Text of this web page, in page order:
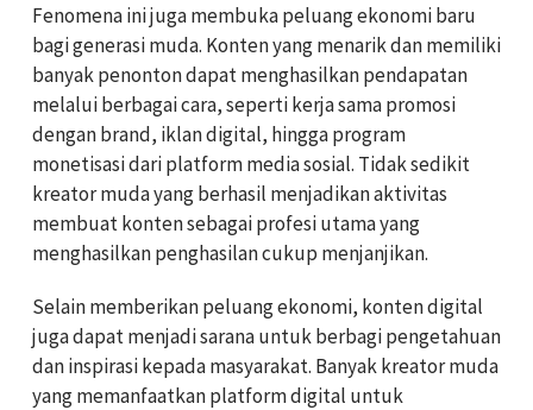
Fenomena ini juga membuka peluang ekonomi baru
bagi generasi muda. Konten yang menarik dan memiliki
banyak penonton dapat menghasilkan pendapatan
melalui berbagai cara, seperti kerja sama promosi
dengan brand, iklan digital, hingga program
monetisasi dari platform media sosial. Tidak sedikit
kreator muda yang berhasil menjadikan aktivitas
membuat konten sebagai profesi utama yang
menghasilkan penghasilan cukup menjanjikan.
Selain memberikan peluang ekonomi, konten digital
juga dapat menjadi sarana untuk berbagi pengetahuan
dan inspirasi kepada masyarakat. Banyak kreator muda
yang memanfaatkan platform digital untuk